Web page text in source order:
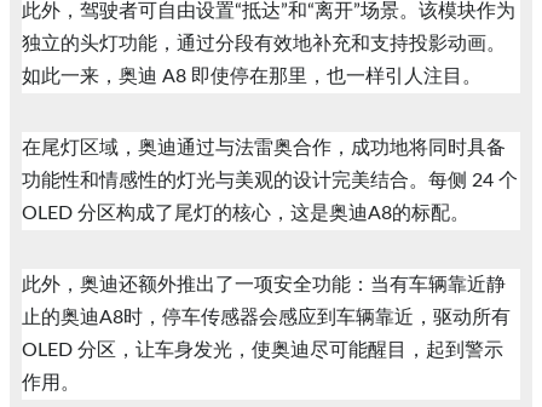
此外，驾驶者可自由设置“抵达”和“离开”场景。该模块作为
独立的头灯功能，通过分段有效地补充和支持投影动画。
如此一来，奥迪 A8 即使停在那里，也一样引人注目。
在尾灯区域，奥迪通过与法雷奥合作，成功地将同时具备
功能性和情感性的灯光与美观的设计完美结合。每侧 24 个
OLED 分区构成了尾灯的核心，这是奥迪A8的标配。
此外，奥迪还额外推出了一项安全功能：当有车辆靠近静
止的奥迪A8时，停车传感器会感应到车辆靠近，驱动所有
OLED 分区，让车身发光，使奥迪尽可能醒目，起到警示
作用。